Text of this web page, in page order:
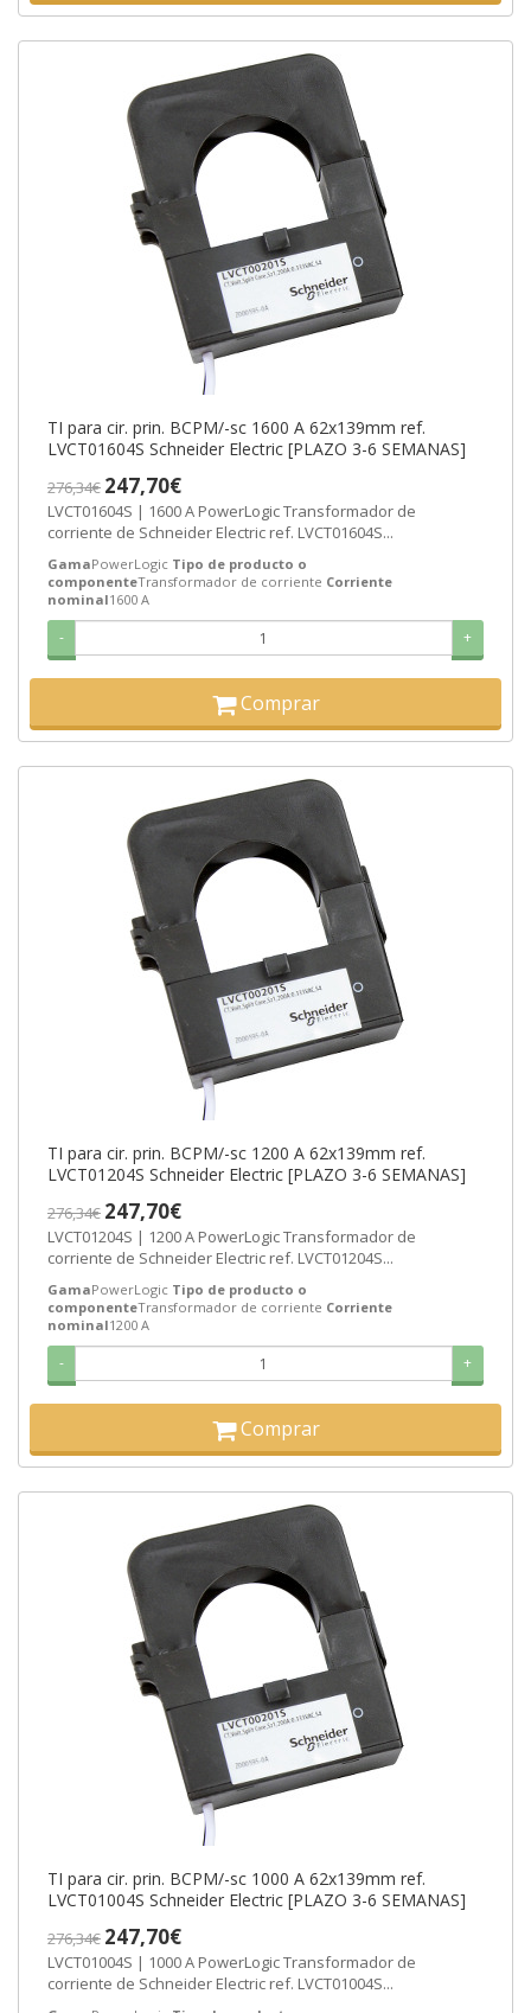
TI para cir. prin. BCPM/-sc 1600 A 62x139mm ref.
LVCT01604S Schneider Electric [PLAZO 3-6 SEMANAS]
276,34€ 247,70€
LVCT01604S | 1600 A PowerLogic Transformador de
corriente de Schneider Electric ref. LVCT01604S...
GamaPowerLogic Tipo de producto o
componenteTransformador de corriente Corriente
nominal1600 A
- +
Comprar
TI para cir. prin. BCPM/-sc 1200 A 62x139mm ref.
LVCT01204S Schneider Electric [PLAZO 3-6 SEMANAS]
276,34€ 247,70€
LVCT01204S | 1200 A PowerLogic Transformador de
corriente de Schneider Electric ref. LVCT01204S...
GamaPowerLogic Tipo de producto o
componenteTransformador de corriente Corriente
nominal1200 A
- +
Comprar
TI para cir. prin. BCPM/-sc 1000 A 62x139mm ref.
LVCT01004S Schneider Electric [PLAZO 3-6 SEMANAS]
276,34€ 247,70€
LVCT01004S | 1000 A PowerLogic Transformador de
corriente de Schneider Electric ref. LVCT01004S...